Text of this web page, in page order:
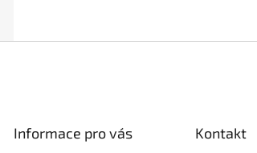
Informace pro vás Kontakt